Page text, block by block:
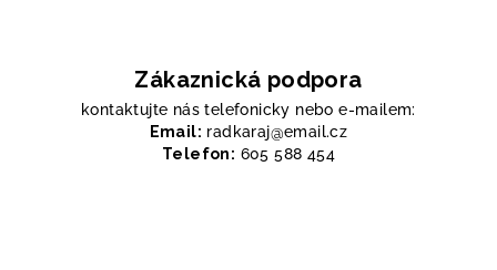
Zákaznická podpora
kontaktujte nás telefonicky nebo e-mailem:
Email: radkaraj@email.cz
Telefon: 605 588 454